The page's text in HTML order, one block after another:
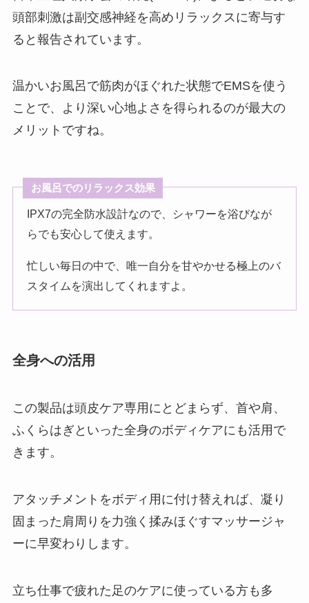
頭部刺激は副交感神経を高めリラックスに寄与す
ると報告されています。
温かいお風呂で筋肉がほぐれた状態でEMSを使う
ことで、より深い心地よさを得られるのが最大の
メリットですね。
お風呂でのリラックス効果
IPX7の完全防水設計なので、シャワーを浴びなが
らでも安心して使えます。
忙しい毎日の中で、唯一自分を甘やかせる極上のバ
スタイムを演出してくれますよ。
全身への活用
この製品は頭皮ケア専用にとどまらず、首や肩、
ふくらはぎといった全身のボディケアにも活用で
きます。
アタッチメントをボディ用に付け替えれば、凝り
固まった肩周りを力強く揉みほぐすマッサージャ
ーに早変わりします。
立ち仕事で疲れた足のケアに使っている方も多